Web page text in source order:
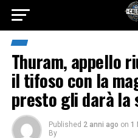
Thuram, appello
il tifoso con la
presto gli darà la
Published 2 anni ago on 1
By